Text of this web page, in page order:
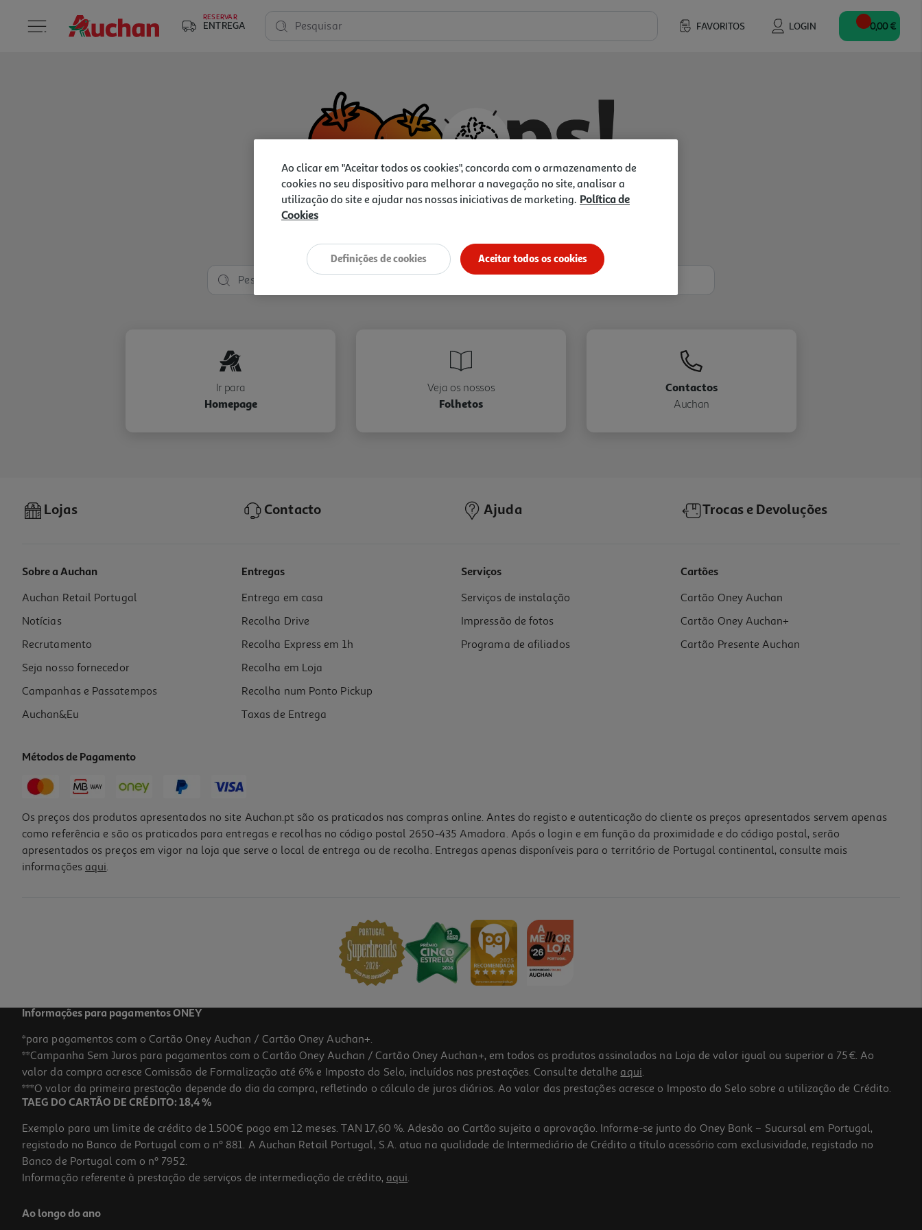
RESERVAR
ENTREGA FAVORITOS LOGIN
Pesquisar 0,00 €
Vamos tentar de novo?
Ir para
Homepage
Veja os nossos
Folhetos
Contactos
Auchan
Lojas Contacto Ajuda Trocas e Devoluções
Sobre a Auchan
Auchan Retail Portugal
Notícias
Recrutamento
Seja nosso fornecedor
Campanhas e Passatempos
Auchan&Eu
Entregas
Entrega em casa
Recolha Drive
Recolha Express em 1h
Recolha em Loja
Recolha num Ponto Pickup
Taxas de Entrega
Serviços
Serviços de instalação
Impressão de fotos
Programa de afiliados
Cartões
Cartão Oney Auchan
Cartão Oney Auchan+
Cartão Presente Auchan
Métodos de Pagamento
Os preços dos produtos apresentados no site Auchan.pt são os praticados nas compras online. Antes do registo e autenticação do cliente os preços apresentados servem apenas
como referência e são os praticados para entregas e recolhas no código postal 2650-435 Amadora. Após o login e em função da proximidade e do código postal, serão
apresentados os preços em vigor na loja que serve o local de entrega ou de recolha. Entregas apenas disponíveis para o território de Portugal continental, consulte mais
informações aqui.
Informações para pagamentos ONEY
*para pagamentos com o Cartão Oney Auchan / Cartão Oney Auchan+.
**Campanha Sem Juros para pagamentos com o Cartão Oney Auchan / Cartão Oney Auchan+, em todos os produtos assinalados na Loja de valor igual ou superior a 75€. Ao
valor da compra acresce Comissão de Formalização até 6% e Imposto do Selo, incluídos nas prestações. Consulte detalhe aqui.
***O valor da primeira prestação depende do dia da compra, refletindo o cálculo de juros diários. Ao valor das prestações acresce o Imposto do Selo sobre a utilização de Crédito.
TAEG DO CARTÃO DE CRÉDITO: 18,4 %
Exemplo para um limite de crédito de 1.500€ pago em 12 meses. TAN 17,60 %. Adesão ao Cartão sujeita a aprovação. Informe-se junto do Oney Bank – Sucursal em Portugal,
registado no Banco de Portugal com o nº 881. A Auchan Retail Portugal, S.A. atua na qualidade de Intermediário de Crédito a título acessório com exclusividade, registado no
Banco de Portugal com o nº 7952.
Informação referente à prestação de serviços de intermediação de crédito, aqui.
Ao longo do ano
Ao clicar em "Aceitar todos os cookies", concorda com o armazenamento de
cookies no seu dispositivo para melhorar a navegação no site, analisar a
utilização do site e ajudar nas nossas iniciativas de marketing. Política de
Cookies
Aceitar todos os cookies
Definições de cookies